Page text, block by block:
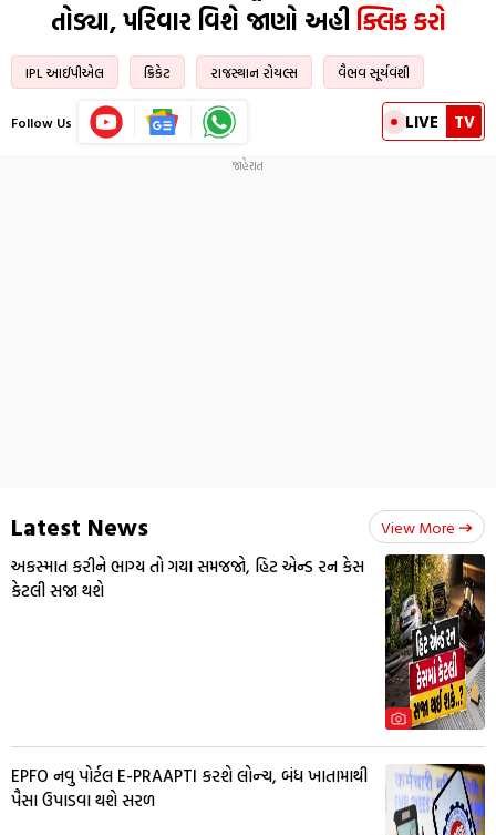
તોડ્યા, પરિવાર વિશે જાણો અહી ક્લિક કરો
IPL આઈપીએલ ક્રિકેટ રાજસ્થાન રોયલ્સ વૈભવ સૂર્યવંશી
Follow Us LIVE TV
Latest News View More
અકસ્માત કરીને ભાગ્ય તો ગયા સમજજો, હિટ એન્ડ રન કેસ
કેટલી સજા થશે
EPFO નવુ પોર્ટલ E-PRAAPTI કરશે લોન્ચ, બંધ ખાતામાથી
પૈસા ઉપાડવા થશે સરળ